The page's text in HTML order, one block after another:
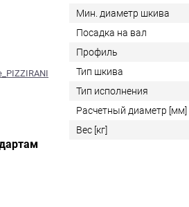
Мин. диаметр шкива
Посадка на вал
Профиль
Тип шкива
Тип исполнения
Расчетный диаметр [мм]
Вес [кг]